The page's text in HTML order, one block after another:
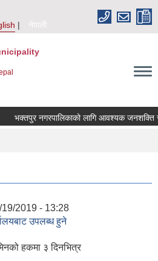
नेपाली
भक्तपुर नगरपालिकाको लागि आवश्यक जनशक्ति
2019 - 13:28
उपलब्ध हुने
हकमा ३ दिनभित्र